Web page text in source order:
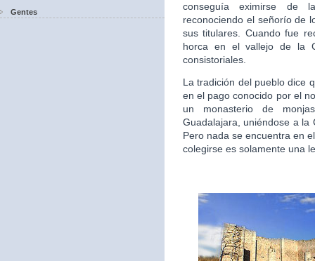
Gentes
conseguía eximirse de
reconociendo el señorío de
sus titulares. Cuando fue
horca en el vallejo de la
consistoriales.
La tradición del pueblo dice
en el pago conocido por el
un monasterio de
Guadalajara, uniéndose a la
Pero nada se encuentra en
colegirse es solamente una